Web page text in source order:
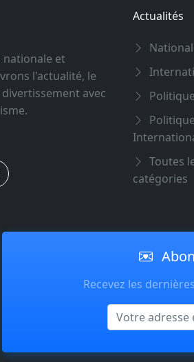
nationale et
l'actualité, le
avec
Actualités
Politique
Toutes
catégories
Recevez les